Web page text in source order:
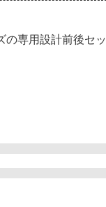
専用設計前後セッ